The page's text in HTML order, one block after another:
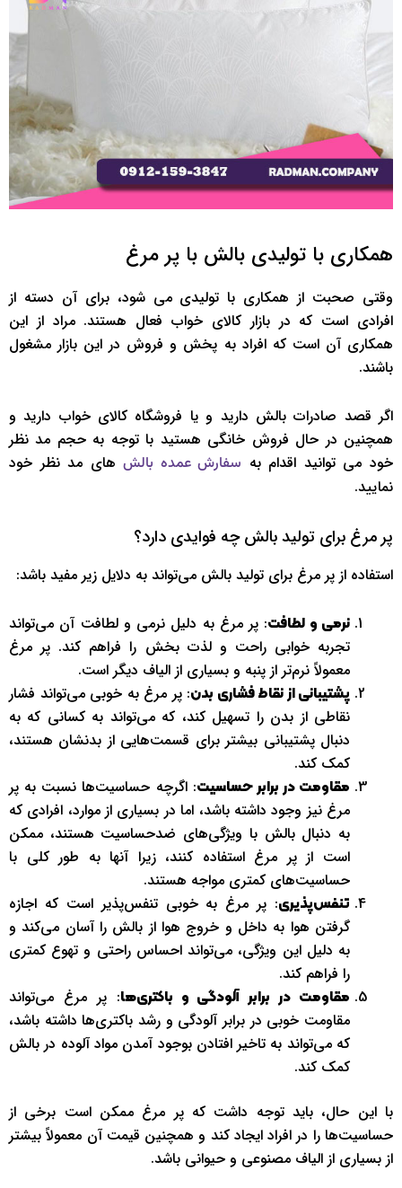
همکاری با تولیدی بالش با پر مرغ
وقتی صحبت از همکاری با تولیدی می شود، برای آن دسته از
افرادی است که در بازار کالای خواب فعال هستند. مراد از این
همکاری آن است که افراد به پخش و فروش در این بازار مشغول
باشند.
اگر قصد صادرات بالش دارید و یا فروشگاه کالای خواب دارید و
همچنین در حال فروش خانگی هستید با توجه به حجم مد نظر
خود می توانید اقدام به سفارش عمده بالشهای مد نظر خود
نمایید.
پر مرغ برای تولید بالش چه فوایدی دارد؟
استفاده از پر مرغ برای تولید بالش می‌تواند به دلایل زیر مفید باشد:
نرمی و لطافت: پر مرغ به دلیل نرمی و لطافت آن می‌تواند
تجربه خوابی راحت و لذت بخش را فراهم کند. پر مرغ
معمولاً نرم‌تر از پنبه و بسیاری از الیاف دیگر است.
پشتیبانی از نقاط فشاری بدن: پر مرغ به خوبی می‌تواند فشار
نقاطی از بدن را تسهیل کند، که می‌تواند به کسانی که به
دنبال پشتیبانی بیشتر برای قسمت‌هایی از بدنشان هستند،
کمک کند.
مقاومت در برابر حساسیت: اگرچه حساسیت‌ها نسبت به پر
مرغ نیز وجود داشته باشد، اما در بسیاری از موارد، افرادی که
به دنبال بالش با ویژگی‌های ضدحساسیت هستند، ممکن
است از پر مرغ استفاده کنند، زیرا آنها به طور کلی با
حساسیت‌های کمتری مواجه هستند.
تنفس‌پذیری: پر مرغ به خوبی تنفس‌پذیر است که اجازه
گرفتن هوا به داخل و خروج هوا از بالش را آسان می‌کند و
به دلیل این ویژگی، می‌تواند احساس راحتی و تهوع کمتری
را فراهم کند.
مقاومت در برابر آلودگی و باکتری‌ها: پر مرغ می‌تواند
مقاومت خوبی در برابر آلودگی و رشد باکتری‌ها داشته باشد،
که می‌تواند به تاخیر افتادن بوجود آمدن مواد آلوده در بالش
کمک کند.
با این حال، باید توجه داشت که پر مرغ ممکن است برخی از
حساسیت‌ها را در افراد ایجاد کند و همچنین قیمت آن معمولاً بیشتر
از بسیاری از الیاف مصنوعی و حیوانی باشد.